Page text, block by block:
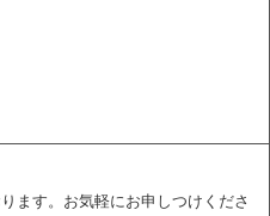
ます。お気軽にお申しつけくださ